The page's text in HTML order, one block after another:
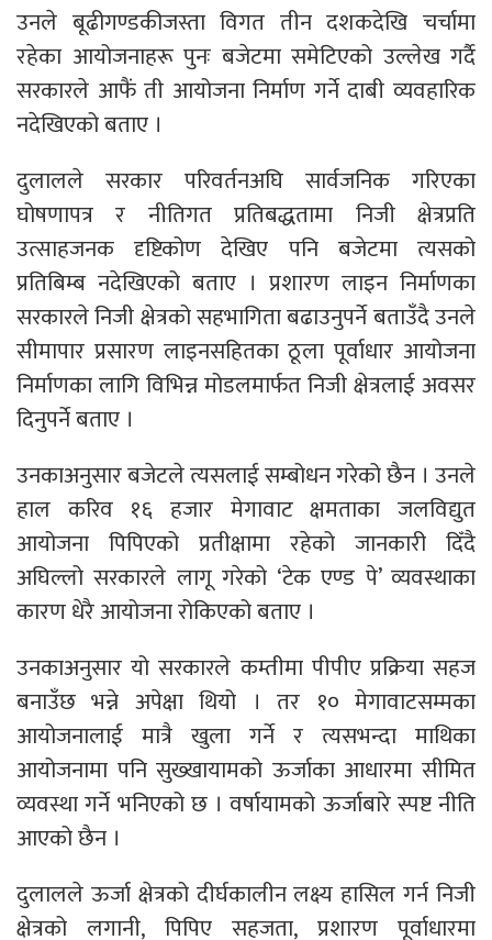
उनले बूढीगण्डकीजस्ता विगत तीन दशकदेखि चर्चामा
रहेका आयोजनाहरू पुनः बजेटमा समेटिएको उल्लेख गर्दै
सरकारले आफैं ती आयोजना निर्माण गर्ने दाबी व्यवहारिक
नदेखिएको बताए ।
दुलालले सरकार परिवर्तनअघि सार्वजनिक गरिएका
घोषणापत्र र नीतिगत प्रतिबद्धतामा निजी क्षेत्रप्रति
उत्साहजनक दृष्टिकोण देखिए पनि बजेटमा त्यसको
प्रतिबिम्ब नदेखिएको बताए । प्रशारण लाइन निर्माणका
सरकारले निजी क्षेत्रको सहभागिता बढाउनुपर्ने बताउँदै उनले
सीमापार प्रसारण लाइनसहितका ठूला पूर्वाधार आयोजना
निर्माणका लागि विभिन्न मोडलमार्फत निजी क्षेत्रलाई अवसर
दिनुपर्ने बताए ।
उनकाअनुसार बजेटले त्यसलाई सम्बोधन गरेको छैन । उनले
हाल करिव १६ हजार मेगावाट क्षमताका जलविद्युत
आयोजना पिपिएको प्रतीक्षामा रहेको जानकारी दिँदै
अघिल्लो सरकारले लागू गरेको ‘टेक एण्ड पे’ व्यवस्थाका
कारण धेरै आयोजना रोकिएको बताए ।
उनकाअनुसार यो सरकारले कम्तीमा पीपीए प्रक्रिया सहज
बनाउँछ भन्ने अपेक्षा थियो । तर १० मेगावाटसम्मका
आयोजनालाई मात्रै खुला गर्ने र त्यसभन्दा माथिका
आयोजनामा पनि सुख्खायामको ऊर्जाका आधारमा सीमित
व्यवस्था गर्ने भनिएको छ । वर्षायामको ऊर्जाबारे स्पष्ट नीति
आएको छैन ।
दुलालले ऊर्जा क्षेत्रको दीर्घकालीन लक्ष्य हासिल गर्न निजी
क्षेत्रको लगानी, पिपिए सहजता, प्रशारण पूर्वाधारमा